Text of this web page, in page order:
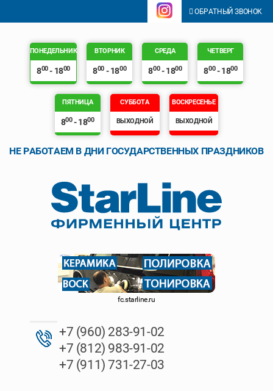
ОБРАТНЫЙ ЗВОНОК
ПОНЕДЕЛЬНИК
800- 1800
ВТОРНИК
800 - 1800
СРЕДА
800- 1800
ЧЕТВЕРГ
800- 1800
ПЯТНИЦА
800- 1800
СУББОТА
ВЫХОДНОЙ
ВОСКРЕСЕНЬЕ
ВЫХОДНОЙ
НЕ РАБОТАЕМ В ДНИ ГОСУДАРСТВЕННЫХ ПРАЗДНИКОВ
fc.starline.ru
+7 (960) 283-91-02
+7 (812) 983-91-02
+7 (911) 731-27-03